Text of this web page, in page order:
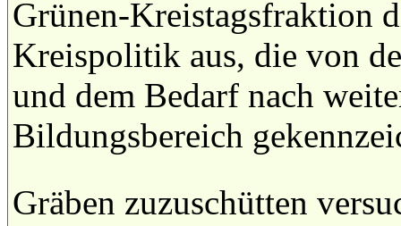
Grünen-Kreistagsfraktion
Kreispolitik aus, die von
und dem Bedarf nach
Bildungsbereich
Gräben zuzuschütten